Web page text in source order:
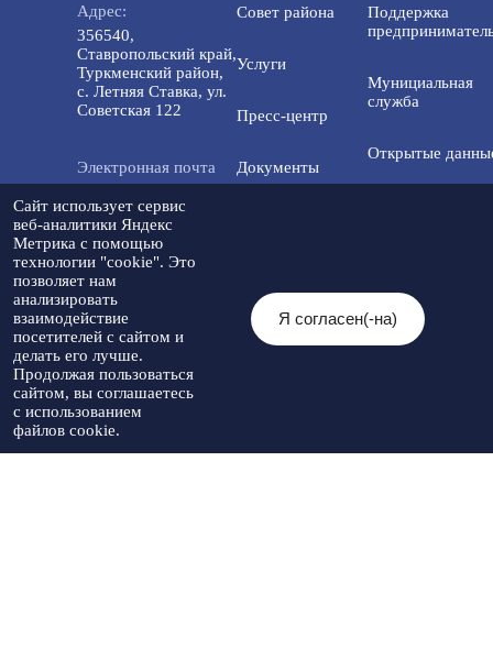
Адрес:
356540,
Ставропольский край,
Туркменский район,
с. Летняя Ставка, ул.
Советская 122
Электронная почта
Телефон доверия:
8(86565)2-05-01
Мы в социальных
сетях:
Совет района
Услуги
Пресс-центр
Документы
Контакты
Поддержка
Мунициальная
служба
Открытые
© 2026 Администрация Туркменского
муниципального округа
Ставропольского края
При использовании материалов
необходимо указывать источник
публикации
Сайт использует сервис
веб-аналитики Яндекс
Метрика с помощью
технологии "cookie". Это
позволяет нам
анализировать
взаимодействие
посетителей с сайтом и
делать его лучше.
Продолжая пользоваться
сайтом, вы соглашаетесь
с использованием
файлов cookie.
Я согласен(-на)